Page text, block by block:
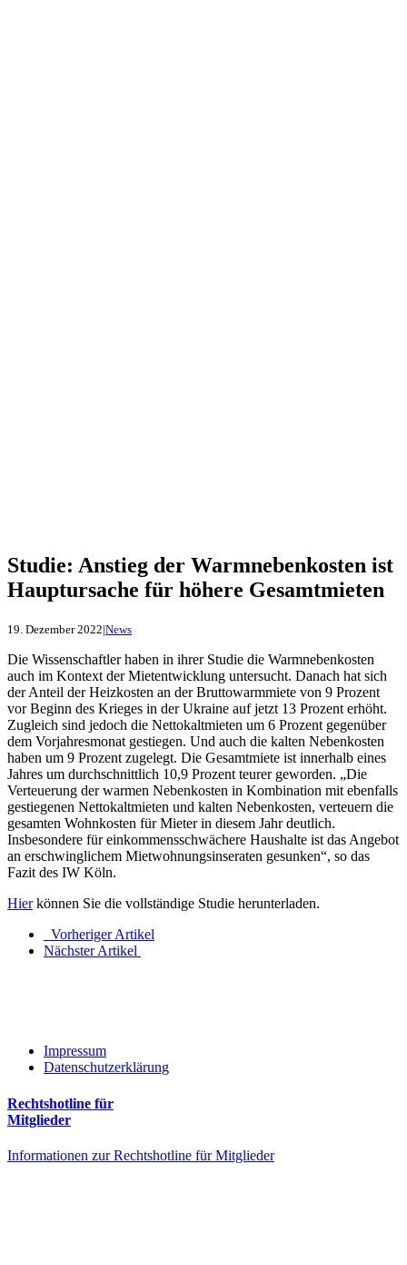
Studie: Anstieg der Warmnebenkosten ist
Hauptursache für höhere Gesamtmieten
19. Dezember 2022|News
Die Wissenschaftler haben in ihrer Studie die Warmnebenkosten
auch im Kontext der Mietentwicklung untersucht. Danach hat sich
der Anteil der Heizkosten an der Bruttowarmmiete von 9 Prozent
vor Beginn des Krieges in der Ukraine auf jetzt 13 Prozent erhöht.
Zugleich sind jedoch die Nettokaltmieten um 6 Prozent gegenüber
dem Vorjahresmonat gestiegen. Und auch die kalten Nebenkosten
haben um 9 Prozent zugelegt. Die Gesamtmiete ist innerhalb eines
Jahres um durchschnittlich 10,9 Prozent teurer geworden. „Die
Verteuerung der warmen Nebenkosten in Kombination mit ebenfalls
gestiegenen Nettokaltmieten und kalten Nebenkosten, verteuern die
gesamten Wohnkosten für Mieter in diesem Jahr deutlich.
Insbesondere für einkommensschwächere Haushalte ist das Angebot
an erschwinglichem Mietwohnungsinseraten gesunken“, so das
Fazit des IW Köln.
Hierkönnen Sie die vollständige Studie herunterladen.
Vorheriger Artikel
Nächster Artikel
Impressum
Datenschutzerklärung
Rechtshotline für
Mitglieder
Informationen zur Rechtshotline für Mitglieder